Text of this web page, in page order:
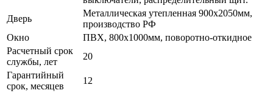
Дверь
Металлическая утепленная 900х2050мм,
производство РФ
Окно
ПВХ, 800х1000мм, поворотно-откидное
Расчетный срок
службы, лет
20
Гарантийный
срок, месяцев
12